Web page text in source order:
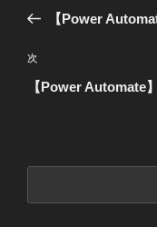
ビ
ゲ
の
稿
【Power
次
の
次
【Power Automate